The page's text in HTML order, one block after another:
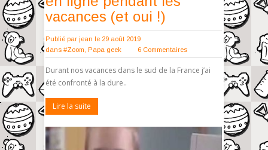
vacances (et oui !)
Publié par jean le 29 août 2019
dans #Zoom Papa geek 6 Commentaires
Durant nos vacances dans le sud de la France j’ai
été confronté à la dure..
Lire la suite